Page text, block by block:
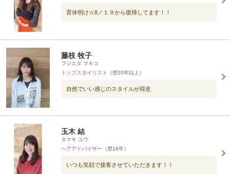
育休明け☆8／１９から復帰してます！！
藤枝 牧子
フジエダ マキコ
トップスタイリスト
（歴20年以上）
自然でいい感じのスタイルが得意
玉木 結
タマキ ユウ
ヘアアドバイザー （歴18年）
いつも笑顔で接客させていただきます！！